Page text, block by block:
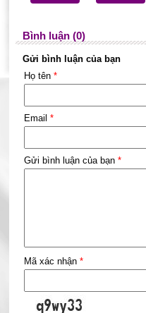
Bình luận (0)
Gửi bình luận của bạn
Họ tên *
Email *
Gửi bình luận của bạn *
Mã xác nhận *